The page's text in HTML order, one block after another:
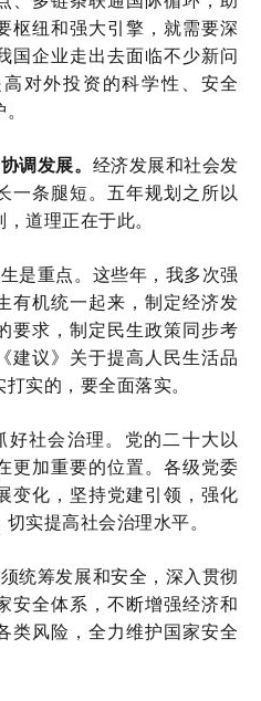
枢纽和强大引擎，就需要深
国企业走出去面临不少新问
对外投资的科学性、安全
调发展。 经济发展和社会发
一条腿短。五年规划之所以
道理正在于此。
是重点。这些年，我多次强
有机统一起来，制定经济发
要求，制定民生政策同步考
建议》关于提高人民生活品
实的，要全面落实。
好社会治理。党的二十大以
更加重要的位置。各级党委
变化，坚持党建引领，强化
实提高社会治理水平。
统筹发展和安全，深入贯彻
安全体系，不断增强经济和
类风险，全力维护国家安全